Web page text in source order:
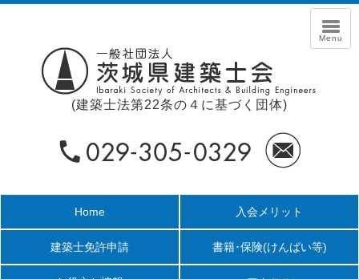
(建築士法第22条の４に基づく団体)
Home 入会メリット
建築士免許申請 書籍･保険(けんばい等)